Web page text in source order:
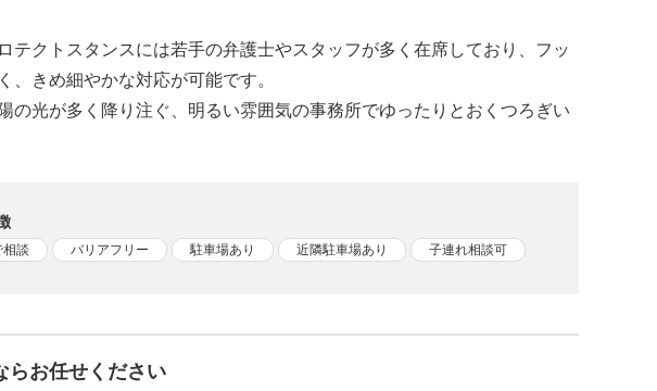
テクトスタンスには若手の弁護士やスタッフが多く在席しており、フッ
、きめ細やかな対応が可能です。
の光が多く降り注ぐ、明るい雰囲気の事務所でゆったりとおくつろぎい
談 バリアフリー 駐車場あり 近隣駐車場あり 子連れ相談可
らお任せください